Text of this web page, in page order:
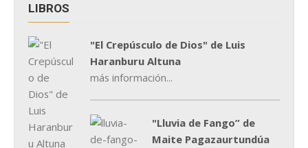
LIBROS
"El Crepúsculo de Dios" de Luis
Haranburu Altuna
más información...
"Lluvia de Fango” de
Maite Pagazaurtundúa